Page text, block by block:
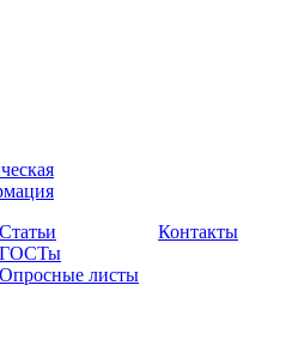
Статьи
ГОСТы
Опросные листы
Контакты